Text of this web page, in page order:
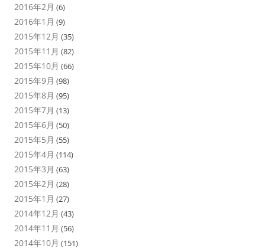
2016年2月 (6)
2016年1月 (9)
2015年12月 (35)
2015年11月 (82)
2015年10月 (66)
2015年9月 (98)
2015年8月 (95)
2015年7月 (13)
2015年6月 (50)
2015年5月 (55)
2015年4月 (114)
2015年3月 (63)
2015年2月 (28)
2015年1月 (27)
2014年12月 (43)
2014年11月 (56)
2014年10月 (151)